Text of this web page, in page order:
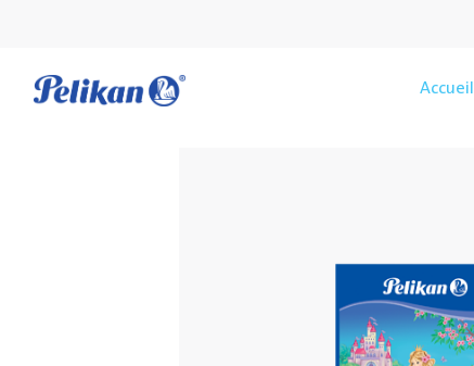
Accueil